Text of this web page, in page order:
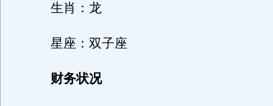
生肖：龙
星座：双子座
财务状况